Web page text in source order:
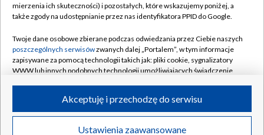
Naziemna Telewizja Cyfrowa
Rada Programowa
System NOS
Informacje o nadawcy
Program dla prasy
Pomoc
Kontakt
Kanały
©2026 Telewizja Polska S.A. w likwidacji
mierzenia ich skuteczności) i pozostałych, które wskazujemy poniżej, a
także zgody na udostępnianie przez nas identyfikatora PPID do Google.
Twoje dane osobowe zbierane podczas odwiedzania przez Ciebie naszych
poszczególnych serwisówzwanych dalej „Portalem”, w tym informacje
zapisywane za pomocą technologii takich jak: pliki cookie, sygnalizatory
WWW lub innych podobnych technologii umożliwiających świadczenie
ruchu w Internecie.
Twoje dane osobowe zbierane podczas odwiedzania przez Ciebie
Ustawienia zaawansowane
Akceptuję i przechodzę do serwisu